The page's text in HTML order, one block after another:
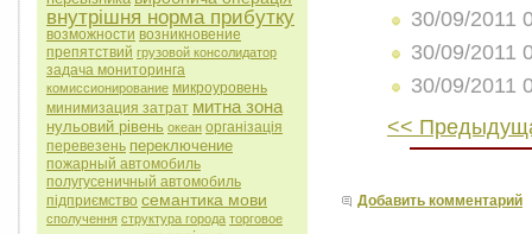
внутрішня норма прибутку
возможности возникновение
препятствий грузовой консолидатор
задача мониторинга
комиссионирование микроуровень
минимизация затрат митна зона
нульовий рівень океан організація
перевезень переключение
пожарный автомобиль
полугусеничный автомобиль
підприємство семантика мови
сполучення структура города торговое
30/09/2011
30/09/2011
30/09/2011
<<
Добавить комментарий